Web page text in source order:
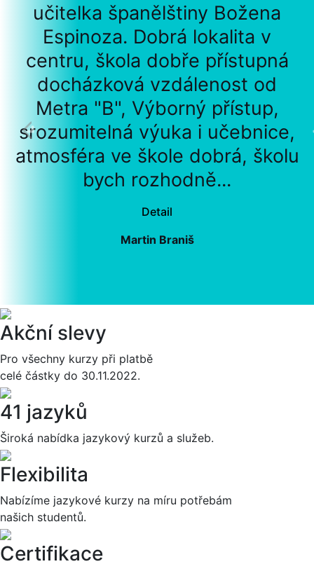
učitelka španělštiny Božena
Espinoza. Dobrá lokalita v
centru, škola dobře přístupná
docházková vzdálenost od
Metra "B", Výborný přístup,
srozumitelná výuka i učebnice,
atmosféra ve škole dobrá, školu
bych rozhodně...
Detail
Martin Braniš
Akční slevy
Pro všechny kurzy při platbě
celé částky do 30.11.2022.
41 jazyků
Široká nabídka jazykový kurzů a služeb.
Flexibilita
Nabízíme jazykové kurzy na míru potřebám
našich studentů.
Certifikace